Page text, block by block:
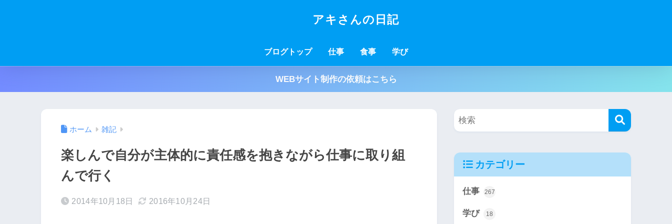
アキさんの日記
ブログトップ 仕事 食事 学び
WEBサイト制作の依頼はこちら
ホーム 雑記
楽しんで自分が主体的に責任感を抱きながら仕事に取り組
んで行く
2014年10月18日 2016年10月24日
カテゴリー
仕事 267
学び 18